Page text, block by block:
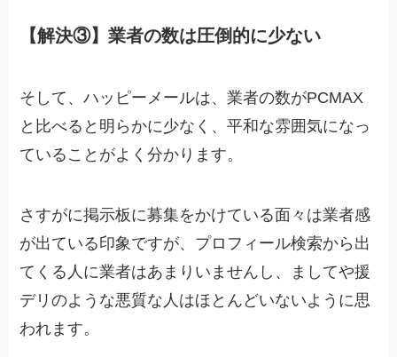
【解決③】業者の数は圧倒的に少ない
そして、ハッピーメールは、業者の数がPCMAX
と比べると明らかに少なく、平和な雰囲気になっ
ていることがよく分かります。
さすがに掲示板に募集をかけている面々は業者感
が出ている印象ですが、プロフィール検索から出
てくる人に業者はあまりいませんし、ましてや援
デリのような悪質な人はほとんどいないように思
われます。